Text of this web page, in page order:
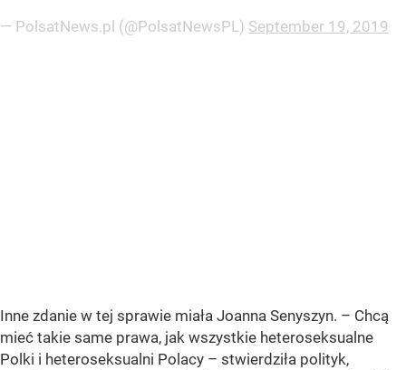
— PolsatNews.pl (@PolsatNewsPL) September 19, 2019
Inne zdanie w tej sprawie miała Joanna Senyszyn. – Chcą
mieć takie same prawa, jak wszystkie heteroseksualne
Polki i heteroseksualni Polacy – stwierdziła polityk,